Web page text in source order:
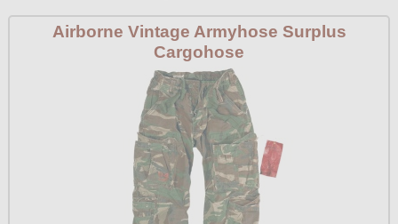
Angebote
Sonderangebote
Geschenketipps
Gratis
Kleidung/Gothic
alle Artikel
Girlblusen
Punkrock
Airborne Vintage Armyhose Surplus
Cargohose